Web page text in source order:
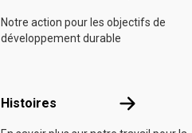
Notre action pour les objectifs de
développement durable
Histoires Histoires